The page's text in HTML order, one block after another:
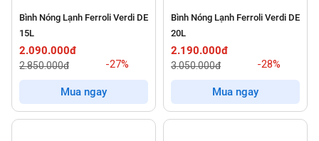
Bình Nóng Lạnh Ferroli Verdi DE
15L
2.090.000đ
2.850.000đ -27%
Mua ngay
Bình Nóng Lạnh Ferroli Verdi DE
20L
2.190.000đ
3.050.000đ -28%
Mua ngay